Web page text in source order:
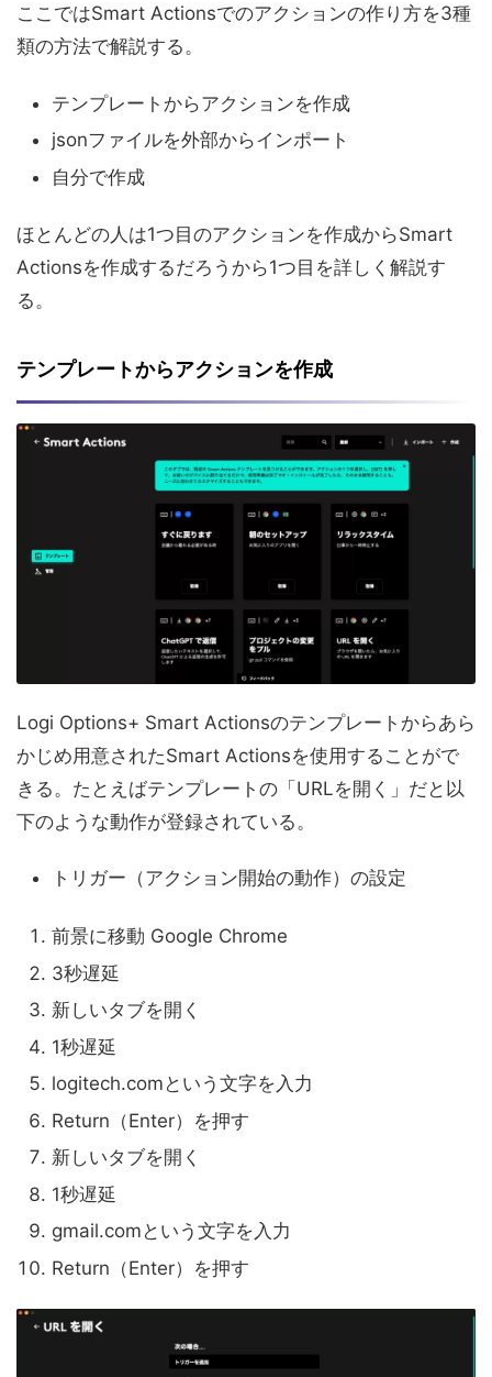
ここではSmart Actionsでのアクションの作り方を3種
類の方法で解説する。
テンプレートからアクションを作成
jsonファイルを外部からインポート
自分で作成
ほとんどの人は1つ目のアクションを作成からSmart
Actionsを作成するだろうから1つ目を詳しく解説す
る。
テンプレートからアクションを作成
Logi Options+ Smart Actionsのテンプレートからあら
かじめ用意されたSmart Actionsを使用することがで
きる。たとえばテンプレートの「URLを開く」だと以
下のような動作が登録されている。
トリガー（アクション開始の動作）の設定
前景に移動 Google Chrome
3秒遅延
新しいタブを開く
1秒遅延
logitech.comという文字を入力
Return（Enter）を押す
新しいタブを開く
1秒遅延
gmail.comという文字を入力
Return（Enter）を押す